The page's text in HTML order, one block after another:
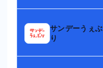
サンデーうぇぶ
り